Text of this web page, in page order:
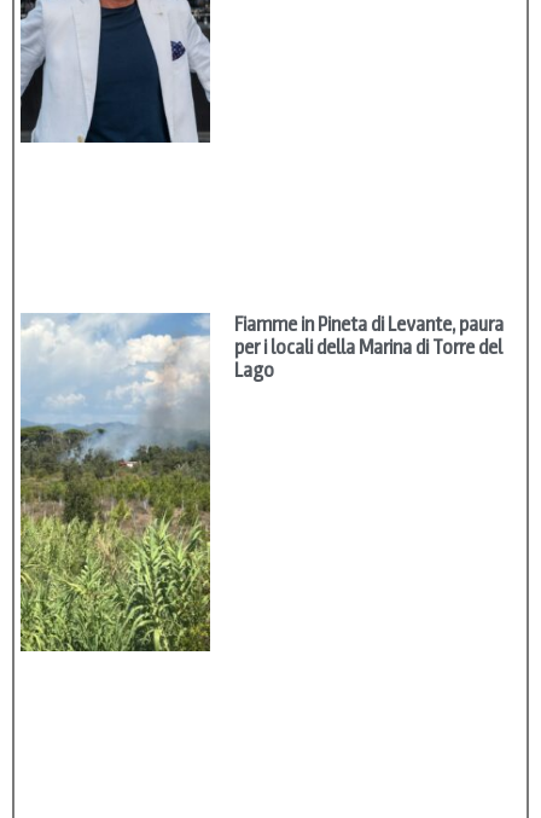
Fiamme in Pineta di Levante, paura
per i locali della Marina di Torre del
Lago